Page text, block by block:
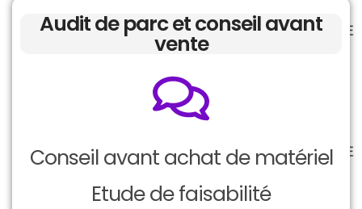
Audit de parc et conseil avant
vente
Conseil avant achat de matériel
Etude de faisabilité